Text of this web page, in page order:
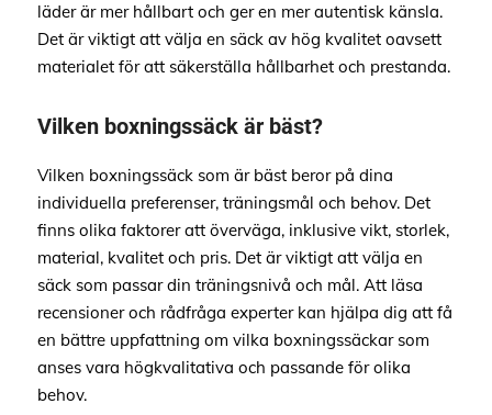
läder är mer hållbart och ger en mer autentisk känsla.
Det är viktigt att välja en säck av hög kvalitet oavsett
materialet för att säkerställa hållbarhet och prestanda.
Vilken boxningssäck är bäst?
Vilken boxningssäck som är bäst beror på dina
individuella preferenser, träningsmål och behov. Det
finns olika faktorer att överväga, inklusive vikt, storlek,
material, kvalitet och pris. Det är viktigt att välja en
säck som passar din träningsnivå och mål. Att läsa
recensioner och rådfråga experter kan hjälpa dig att få
en bättre uppfattning om vilka boxningssäckar som
anses vara högkvalitativa och passande för olika
behov.